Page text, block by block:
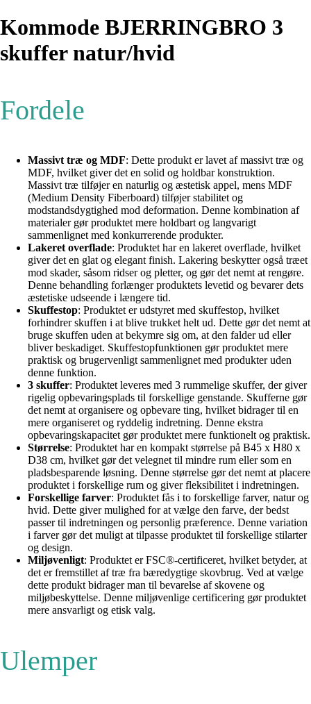
Kommode BJERRINGBRO 3
skuffer natur/hvid
Fordele
Massivt træ og MDF: Dette produkt er lavet af massivt træ og
MDF, hvilket giver det en solid og holdbar konstruktion.
Massivt træ tilføjer en naturlig og æstetisk appel, mens MDF
(Medium Density Fiberboard) tilføjer stabilitet og
modstandsdygtighed mod deformation. Denne kombination af
materialer gør produktet mere holdbart og langvarigt
sammenlignet med konkurrerende produkter.
Lakeret overflade: Produktet har en lakeret overflade, hvilket
giver det en glat og elegant finish. Lakering beskytter også træet
mod skader, såsom ridser og pletter, og gør det nemt at rengøre.
Denne behandling forlænger produktets levetid og bevarer dets
æstetiske udseende i længere tid.
Skuffestop: Produktet er udstyret med skuffestop, hvilket
forhindrer skuffen i at blive trukket helt ud. Dette gør det nemt at
bruge skuffen uden at bekymre sig om, at den falder ud eller
bliver beskadiget. Skuffestopfunktionen gør produktet mere
praktisk og brugervenligt sammenlignet med produkter uden
denne funktion.
3 skuffer: Produktet leveres med 3 rummelige skuffer, der giver
rigelig opbevaringsplads til forskellige genstande. Skufferne gør
det nemt at organisere og opbevare ting, hvilket bidrager til en
mere organiseret og ryddelig indretning. Denne ekstra
opbevaringskapacitet gør produktet mere funktionelt og praktisk.
Størrelse: Produktet har en kompakt størrelse på B45 x H80 x
D38 cm, hvilket gør det velegnet til mindre rum eller som en
pladsbesparende løsning. Denne størrelse gør det nemt at placere
produktet i forskellige rum og giver fleksibilitet i indretningen.
Forskellige farver: Produktet fås i to forskellige farver, natur og
hvid. Dette giver mulighed for at vælge den farve, der bedst
passer til indretningen og personlig præference. Denne variation
i farver gør det muligt at tilpasse produktet til forskellige stilarter
og design.
Miljøvenligt: Produktet er FSC®-certificeret, hvilket betyder, at
det er fremstillet af træ fra bæredygtige skovbrug. Ved at vælge
dette produkt bidrager man til bevarelse af skovene og
miljøbeskyttelse. Denne miljøvenlige certificering gør produktet
mere ansvarligt og etisk valg.
Ulemper